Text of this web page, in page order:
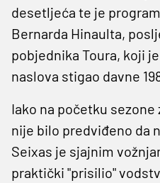
desetljeća te je
Bernarda Hinaulta,
pobjednika Toura, koji
naslova stigao davne
Iako na početku
nije bilo predviđeno da
Seixas je sjajnim
praktički "prisilio"